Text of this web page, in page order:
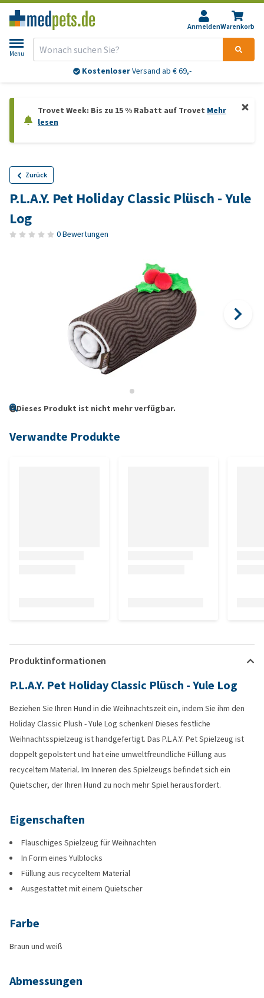
AnmeldenWarenkorb
Menu
KostenloserVersand ab € 69,-
Trovet Week: Bis zu 15 % Rabatt auf Trovet Mehr
lesen
Zurück
P.L.A.Y. Pet Holiday Classic Plüsch - Yule
Log
0 Bewertungen
Dieses Produkt ist nicht mehr verfügbar.
Verwandte Produkte
Produktinformationen
P.L.A.Y. Pet Holiday Classic Plüsch - Yule Log
Beziehen Sie Ihren Hund in die Weihnachtszeit ein, indem Sie ihm den
Holiday Classic Plush - Yule Log schenken! Dieses festliche
Weihnachtsspielzeug ist handgefertigt. Das P.L.A.Y. Pet Spielzeug ist
doppelt gepolstert und hat eine umweltfreundliche Füllung aus
recyceltem Material. Im Inneren des Spielzeugs befindet sich ein
Quietscher, der Ihren Hund zu noch mehr Spiel herausfordert.
Eigenschaften
Flauschiges Spielzeug für Weihnachten
In Form eines Yulblocks
Füllung aus recyceltem Material
Ausgestattet mit einem Quietscher
Farbe
Braun und weiß
Abmessungen